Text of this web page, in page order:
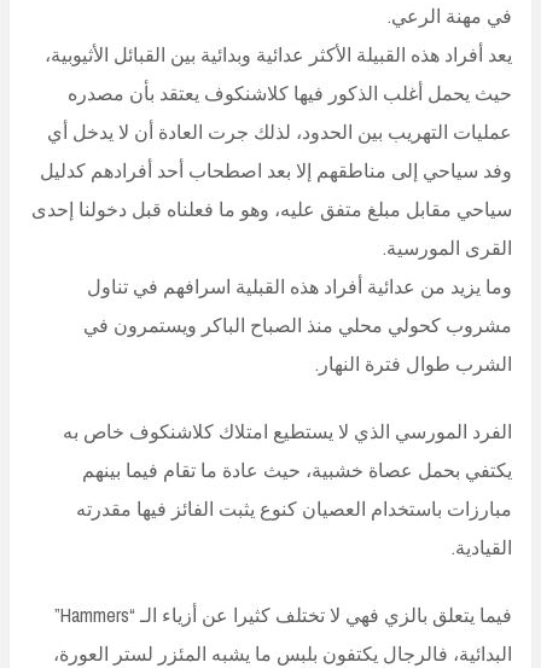
في مهنة الرعي.
يعد أفراد هذه القبيلة الأكثر عدائية وبدائية بين القبائل الأثيوبية،
حيث يحمل أغلب الذكور فيها كلاشنكوف يعتقد بأن مصدره
عمليات التهريب بين الحدود، لذلك جرت العادة أن لا يدخل أي
وفد سياحي إلى مناطقهم إلا بعد اصطحاب أحد أفرادهم كدليل
سياحي مقابل مبلغ متفق عليه، وهو ما فعلناه قبل دخولنا إحدى
القرى المورسية.
وما يزيد من عدائية أفراد هذه القبلية اسرافهم في تناول
مشروب كحولي محلي منذ الصباح الباكر ويستمرون في
الشرب طوال فترة النهار.
الفرد المورسي الذي لا يستطيع امتلاك كلاشنكوف خاص به
يكتفي بحمل عصاة خشبية، حيث عادة ما تقام فيما بينهم
مبارزات باستخدام العصيان كنوع يثبت الفائز فيها مقدرته
القيادية.
فيما يتعلق بالزي فهي لا تختلف كثيرا عن أزياء الـ “Hammers”
البدائية، فالرجال يكتفون بلبس ما يشبه المئزر لستر العورة،